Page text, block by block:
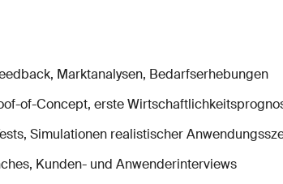
Marktanalysen, Bedarfserhebungen
of-Concept, erste
Simulationen realistischer
Kunden- und Anwenderinterviews